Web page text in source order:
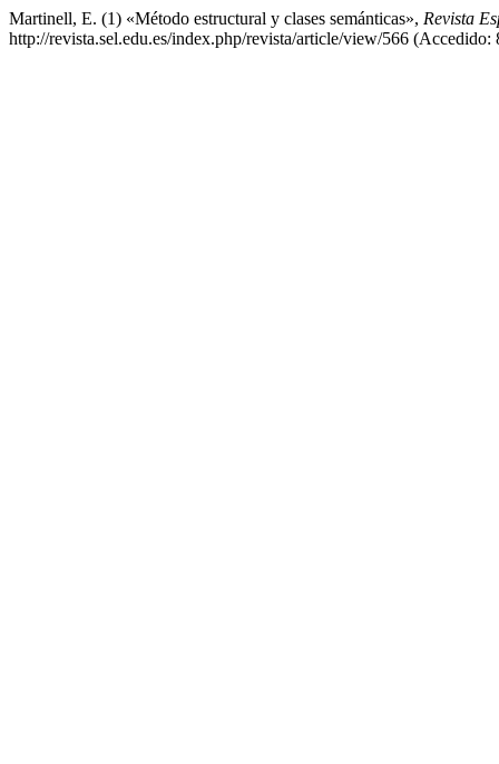
Martinell, E. (1) «Método estructural y clases semánticas», Revista
http://revista.sel.edu.es/index.php/revista/article/view/566 (Accedido: